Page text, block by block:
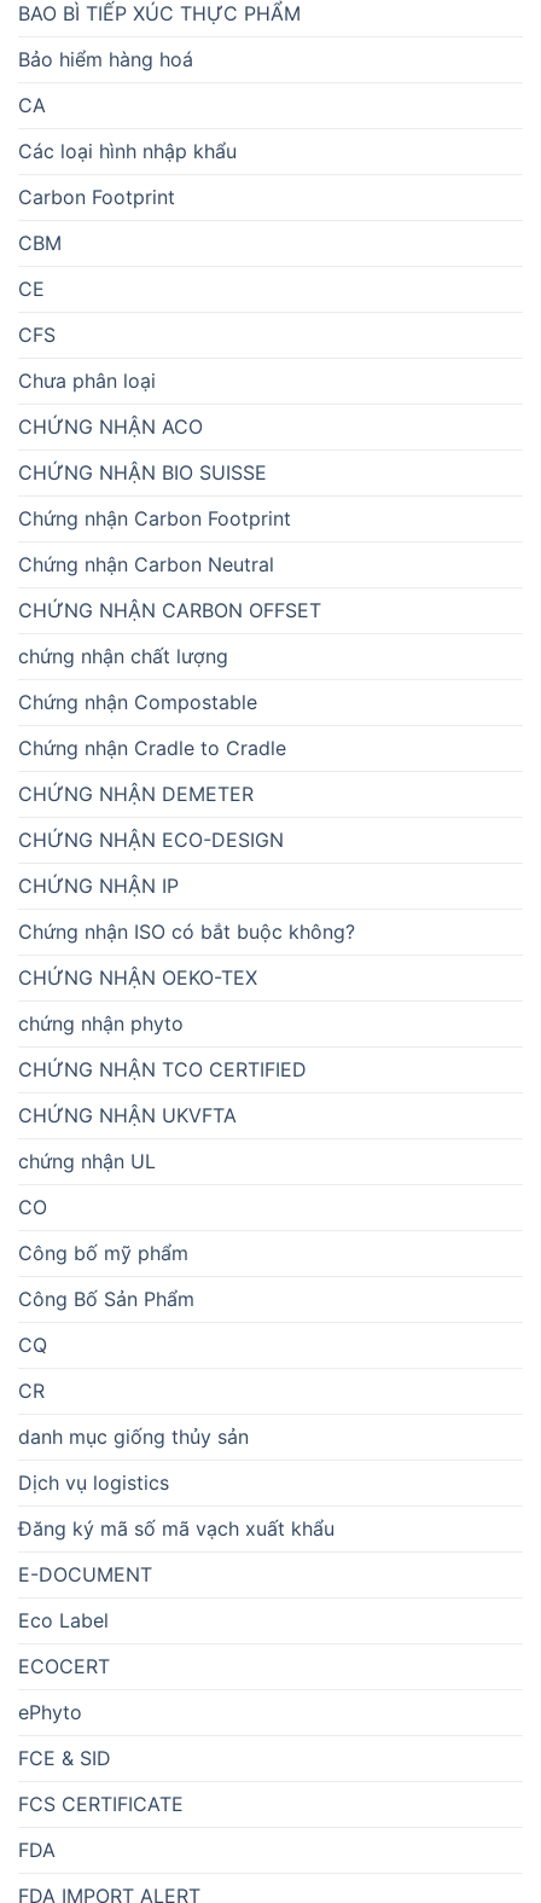
BAO BÌ TIẾP XÚC THỰC PHẨM
Bảo hiểm hàng hoá
CA
Các loại hình nhập khẩu
Carbon Footprint
CBM
CE
CFS
Chưa phân loại
CHỨNG NHẬN ACO
CHỨNG NHẬN BIO SUISSE
Chứng nhận Carbon Footprint
Chứng nhận Carbon Neutral
CHỨNG NHẬN CARBON OFFSET
chứng nhận chất lượng
Chứng nhận Compostable
Chứng nhận Cradle to Cradle
CHỨNG NHẬN DEMETER
CHỨNG NHẬN ECO-DESIGN
CHỨNG NHẬN IP
Chứng nhận ISO có bắt buộc không?
CHỨNG NHẬN OEKO-TEX
chứng nhận phyto
CHỨNG NHẬN TCO CERTIFIED
CHỨNG NHẬN UKVFTA
chứng nhận UL
CO
Công bố mỹ phẩm
Công Bố Sản Phẩm
CQ
CR
danh mục giống thủy sản
Dịch vụ logistics
Đăng ký mã số mã vạch xuất khẩu
E-DOCUMENT
Eco Label
ECOCERT
ePhyto
FCE & SID
FCS CERTIFICATE
FDA
FDA IMPORT ALERT